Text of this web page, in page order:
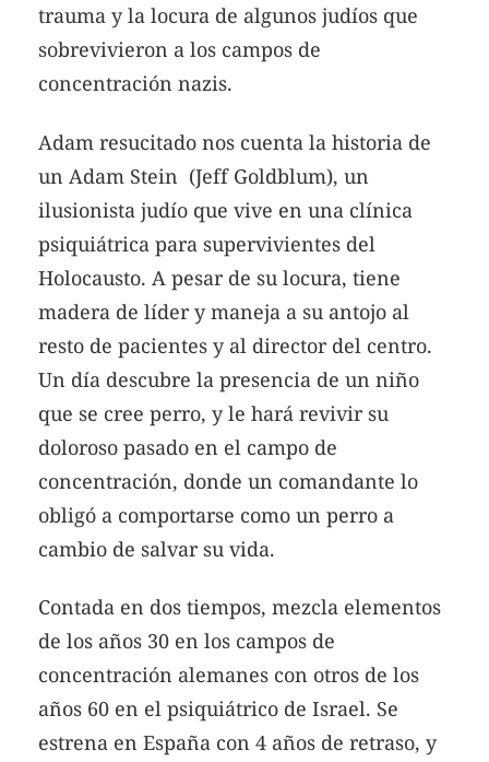
trauma y la locura de algunos judíos que
sobrevivieron a los campos de
concentración nazis.
Adam resucitado nos cuenta la historia de
un Adam Stein (Jeff Goldblum), un
ilusionista judío que vive en una clínica
psiquiátrica para supervivientes del
Holocausto. A pesar de su locura, tiene
madera de líder y maneja a su antojo al
resto de pacientes y al director del centro.
Un día descubre la presencia de un niño
que se cree perro, y le hará revivir su
doloroso pasado en el campo de
concentración, donde un comandante lo
obligó a comportarse como un perro a
cambio de salvar su vida.
Contada en dos tiempos, mezcla elementos
de los años 30 en los campos de
concentración alemanes con otros de los
años 60 en el psiquiátrico de Israel. Se
estrena en España con 4 años de retraso, y